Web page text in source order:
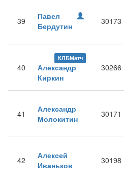
39
Павел
Бердутин
30173
40
КЛБМатч
Александр
Киркин
30266
41
Александр
Молокитин
30171
42
Алексей
Иваньков
30198